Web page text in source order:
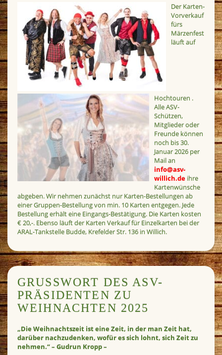
Der Karten-
Vorverkauf
fürs
Märzenfest
läuft auf
Hochtouren .
Alle ASV-
Schützen,
Mitglieder oder
Freunde können
noch bis 30.
Januar 2026 per
Mail an
info@asv-
willich.de ihre
Kartenwünsche
abgeben. Wir nehmen zunächst nur Karten-Bestellungen ab
einer Gruppen-Bestellung von min. 10 Karten entgegen. Jede
Bestellung erhält eine Eingangs-Bestätigung. Die Karten kosten
€ 20,-. Ebenso läuft der Karten Verkauf für Einzelkarten bei der
ARAL-Tankstelle Budde, Krefelder Str. 136 in Willich.
GRUSSWORT DES ASV-P
RÄSIDENTEN ZU W
EIHNACHTEN 2025
„Die Weihnachtszeit ist eine Zeit, in der man Zeit hat,
darüber nachzudenken, wofür es sich lohnt, sich Zeit zu
nehmen.“ – Gudrun Kropp –